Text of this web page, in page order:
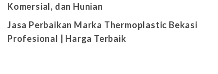
Komersial, dan Hunian
Jasa Perbaikan Marka Thermoplastic Bekasi
Profesional | Harga Terbaik